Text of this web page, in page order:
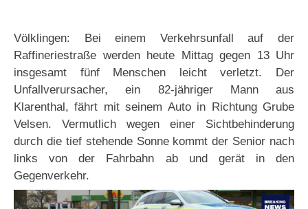
Völklingen: Bei einem Verkehrsunfall auf der
Raffineriestraße werden heute Mittag gegen 13 Uhr
insgesamt fünf Menschen leicht verletzt. Der
Unfallverursacher, ein 82-jähriger Mann aus
Klarenthal, fährt mit seinem Auto in Richtung Grube
Velsen. Vermutlich wegen einer Sichtbehinderung
durch die tief stehende Sonne kommt der Senior nach
links von der Fahrbahn ab und gerät in den
Gegenverkehr.